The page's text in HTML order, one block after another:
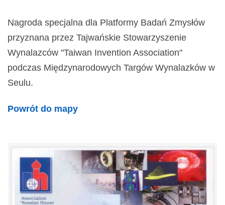
Nagroda specjalna dla Platformy Badań Zmysłów
przyznana przez Tajwańskie Stowarzyszenie
Wynalazców "Taiwan Invention Association"
podczas Międzynarodowych Targów Wynalazków w
Seulu.
Powrót do mapy